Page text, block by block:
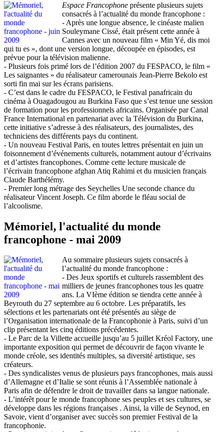
Espace Francophone présente plusieurs sujets
consacrés à l’actualité du monde francophone :
- Après une longue absence, le cinéaste malien
Souleymane Cissé, était présent cette année à
Cannes avec un nouveau film « Min Yé, dis moi
qui tu es », dont une version longue, découpée en épisodes, est
prévue pour la télévision malienne.
- Plusieurs fois primé lors de l’édition 2007 du FESPACO, le film «
Les saignantes » du réalisateur camerounais Jean-Pierre Bekolo est
sorti fin mai sur les écrans parisiens.
- C’est dans le cadre du FESPACO, le Festival panafricain du
cinéma à Ouagadougou au Burkina Faso que s’est tenue une session
de formation pour les professionnels africains. Organisée par Canal
France International en partenariat avec la Télévision du Burkina,
cette initiative s’adresse à des réalisateurs, des journalistes, des
techniciens des différents pays du continent.
- Un nouveau Festival Paris, en toutes lettres présentait en juin un
foisonnement d’événements culturels, notamment autour d’écrivains
et d’artistes francophones. Comme cette lecture musicale de
l’écrivain francophone afghan Atiq Rahimi et du musicien français
Claude Barthélémy.
- Premier long métrage des Seychelles Une seconde chance du
réalisateur Vincent Joseph. Ce film aborde le fléau social de
l’alcoolisme.
Mémoriel, l'actualité du monde
francophone - mai 2009
Au sommaire plusieurs sujets consacrés à
l’actualité du monde francophone :
- Des Jeux sportifs et culturels rassemblent des
milliers de jeunes francophones tous les quatre
ans. La VIème édition se tiendra cette année à
Beyrouth du 27 septembre au 6 octobre. Les préparatifs, les
sélections et les partenariats ont été présentés au siège de
l’Organisation internationale de la Francophonie à Paris, suivi d’un
clip présentant les cinq éditions précédentes.
- Le Parc de la Villette accueille jusqu’au 5 juillet Kréol Factory, une
importante exposition qui permet de découvrir de façon vivante le
monde créole, ses identités multiples, sa diversité artistique, ses
créateurs.
- Des syndicalistes venus de plusieurs pays francophones, mais aussi
d’Allemagne et d’Italie se sont réunis à l’Assemblée nationale à
Paris afin de défendre le droit de travailler dans sa langue nationale.
- L’intérêt pour le monde francophone ses peuples et ses cultures, se
développe dans les régions françaises . Ainsi, la ville de Seynod, en
Savoie, vient d’organiser avec succès son premier Festival de la
francophonie.